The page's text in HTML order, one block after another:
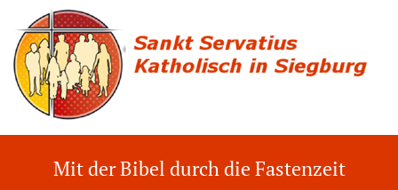
Mit der Bibel durch die Fastenzeit